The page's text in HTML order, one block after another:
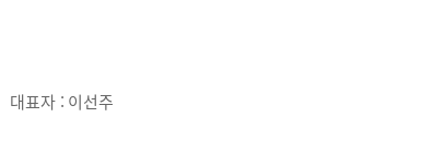
대표자 : 이선주